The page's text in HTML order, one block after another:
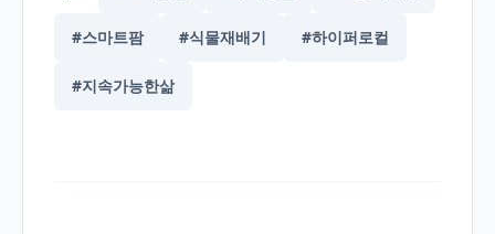
#스마트팜 #식물재배기 #하이퍼로컬
#지속가능한삶